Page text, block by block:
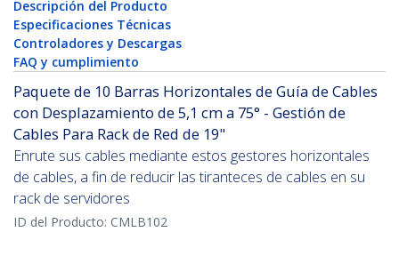
Descripción del Producto
Especificaciones Técnicas
Controladores y Descargas
FAQ y cumplimiento
Paquete de 10 Barras Horizontales de Guía de Cables
con Desplazamiento de 5,1 cm a 75° - Gestión de
Cables Para Rack de Red de 19"
Enrute sus cables mediante estos gestores horizontales
de cables, a fin de reducir las tiranteces de cables en su
rack de servidores
ID del Producto: CMLB102